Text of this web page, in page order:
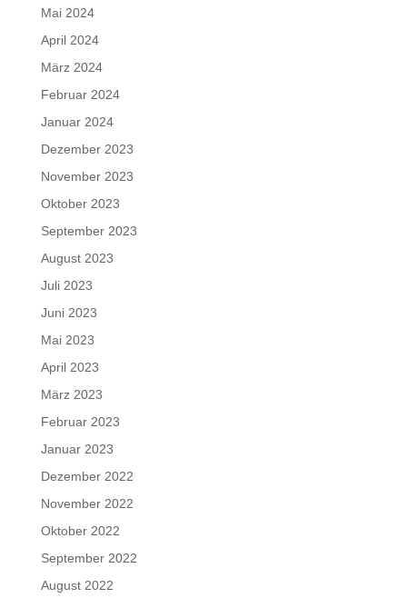
Mai 2024
April 2024
März 2024
Februar 2024
Januar 2024
Dezember 2023
November 2023
Oktober 2023
September 2023
August 2023
Juli 2023
Juni 2023
Mai 2023
April 2023
März 2023
Februar 2023
Januar 2023
Dezember 2022
November 2022
Oktober 2022
September 2022
August 2022